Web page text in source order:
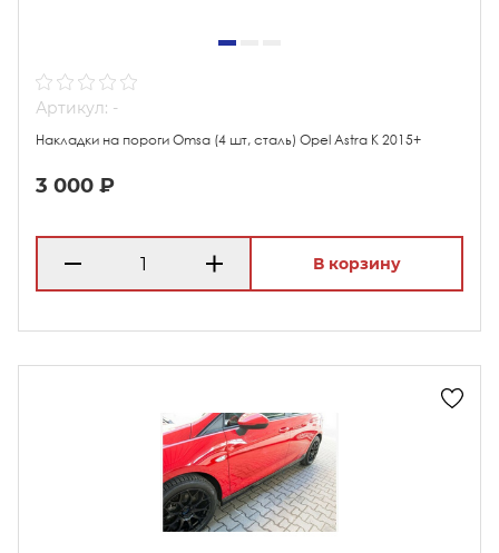
Артикул: -
Накладки на пороги Omsa (4 шт, сталь) Opel Astra K 2015+
3 000 ₽
В корзину